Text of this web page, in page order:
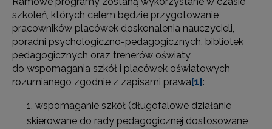
szkoleń, których celem będzie przygotowanie
pracowników placówek doskonalenia nauczycieli,
poradni psychologiczno-pedagogicznych, bibliotek
pedagogicznych oraz trenerów oświaty
do wspomagania szkół i placówek oświatowych
rozumianego zgodnie z zapisami prawa[1]:
wspomaganie szkół (długofalowe działanie
skierowane do rady pedagogicznej dostosowane